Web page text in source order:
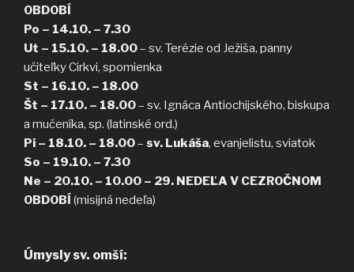
OBDOBÍ
Po – 14.10. – 7.30
Ut – 15.10. – 18.00– sv. Terézie od Ježiša, panny
učiteľky Cirkvi, spomienka
St – 16.10. – 18.00
Št – 17.10. – 18.00– sv. Ignáca Antiochijského, biskupa
a mučeníka, sp. (latinské ord.)
Pi – 18.10. – 18.00– sv. Lukáša, evanjelistu, sviatok
So – 19.10. – 7.30
Ne – 20.10. – 10.00 – 29. NEDEĽA V CEZROČNOM
OBDOBÍ (misijná nedeľa)
Úmysly sv. omší: